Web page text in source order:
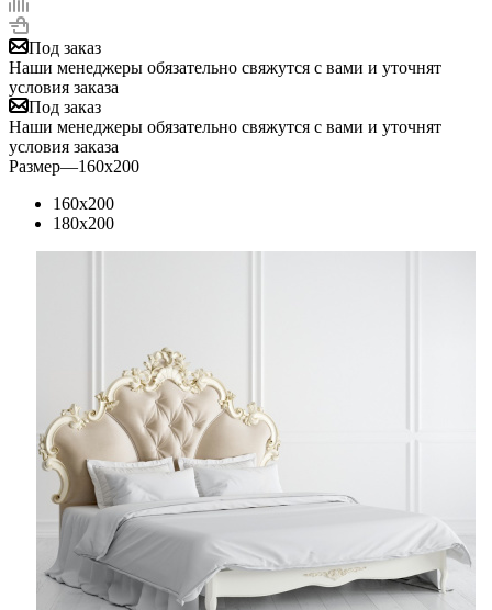
Под заказ
Наши менеджеры обязательно свяжутся с вами и уточнят
условия заказа
Под заказ
Наши менеджеры обязательно свяжутся с вами и уточнят
условия заказа
Размер—160x200
160x200
180x200